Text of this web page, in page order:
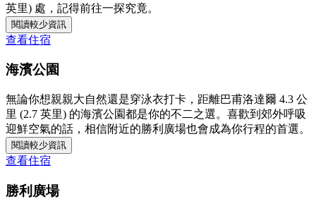
英里) 處，記得前往一探究竟。
閱讀較少資訊
查看住宿
海濱公園
無論你想親親大自然還是穿泳衣打卡，距離巴甫洛達爾 4.3 公
里 (2.7 英里) 的海濱公園都是你的不二之選。喜歡到郊外呼吸
迎鮮空氣的話，相信附近的勝利廣場也會成為你行程的首選。
閱讀較少資訊
查看住宿
勝利廣場